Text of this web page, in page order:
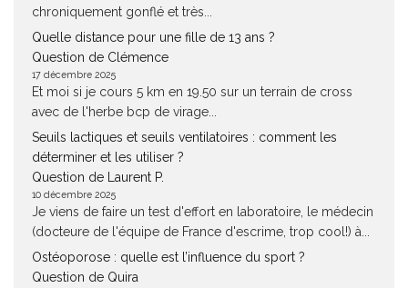
chroniquement gonflé et très...
Quelle distance pour une fille de 13 ans ?
Question de Clémence
17 décembre 2025
Et moi si je cours 5 km en 19.50 sur un terrain de cross
avec de l'herbe bcp de virage...
Seuils lactiques et seuils ventilatoires : comment les
déterminer et les utiliser ?
Question de Laurent P.
10 décembre 2025
Je viens de faire un test d'effort en laboratoire, le médecin
(docteure de l'équipe de France d'escrime, trop cool!) à...
Ostéoporose : quelle est l’influence du sport ?
Question de Quira